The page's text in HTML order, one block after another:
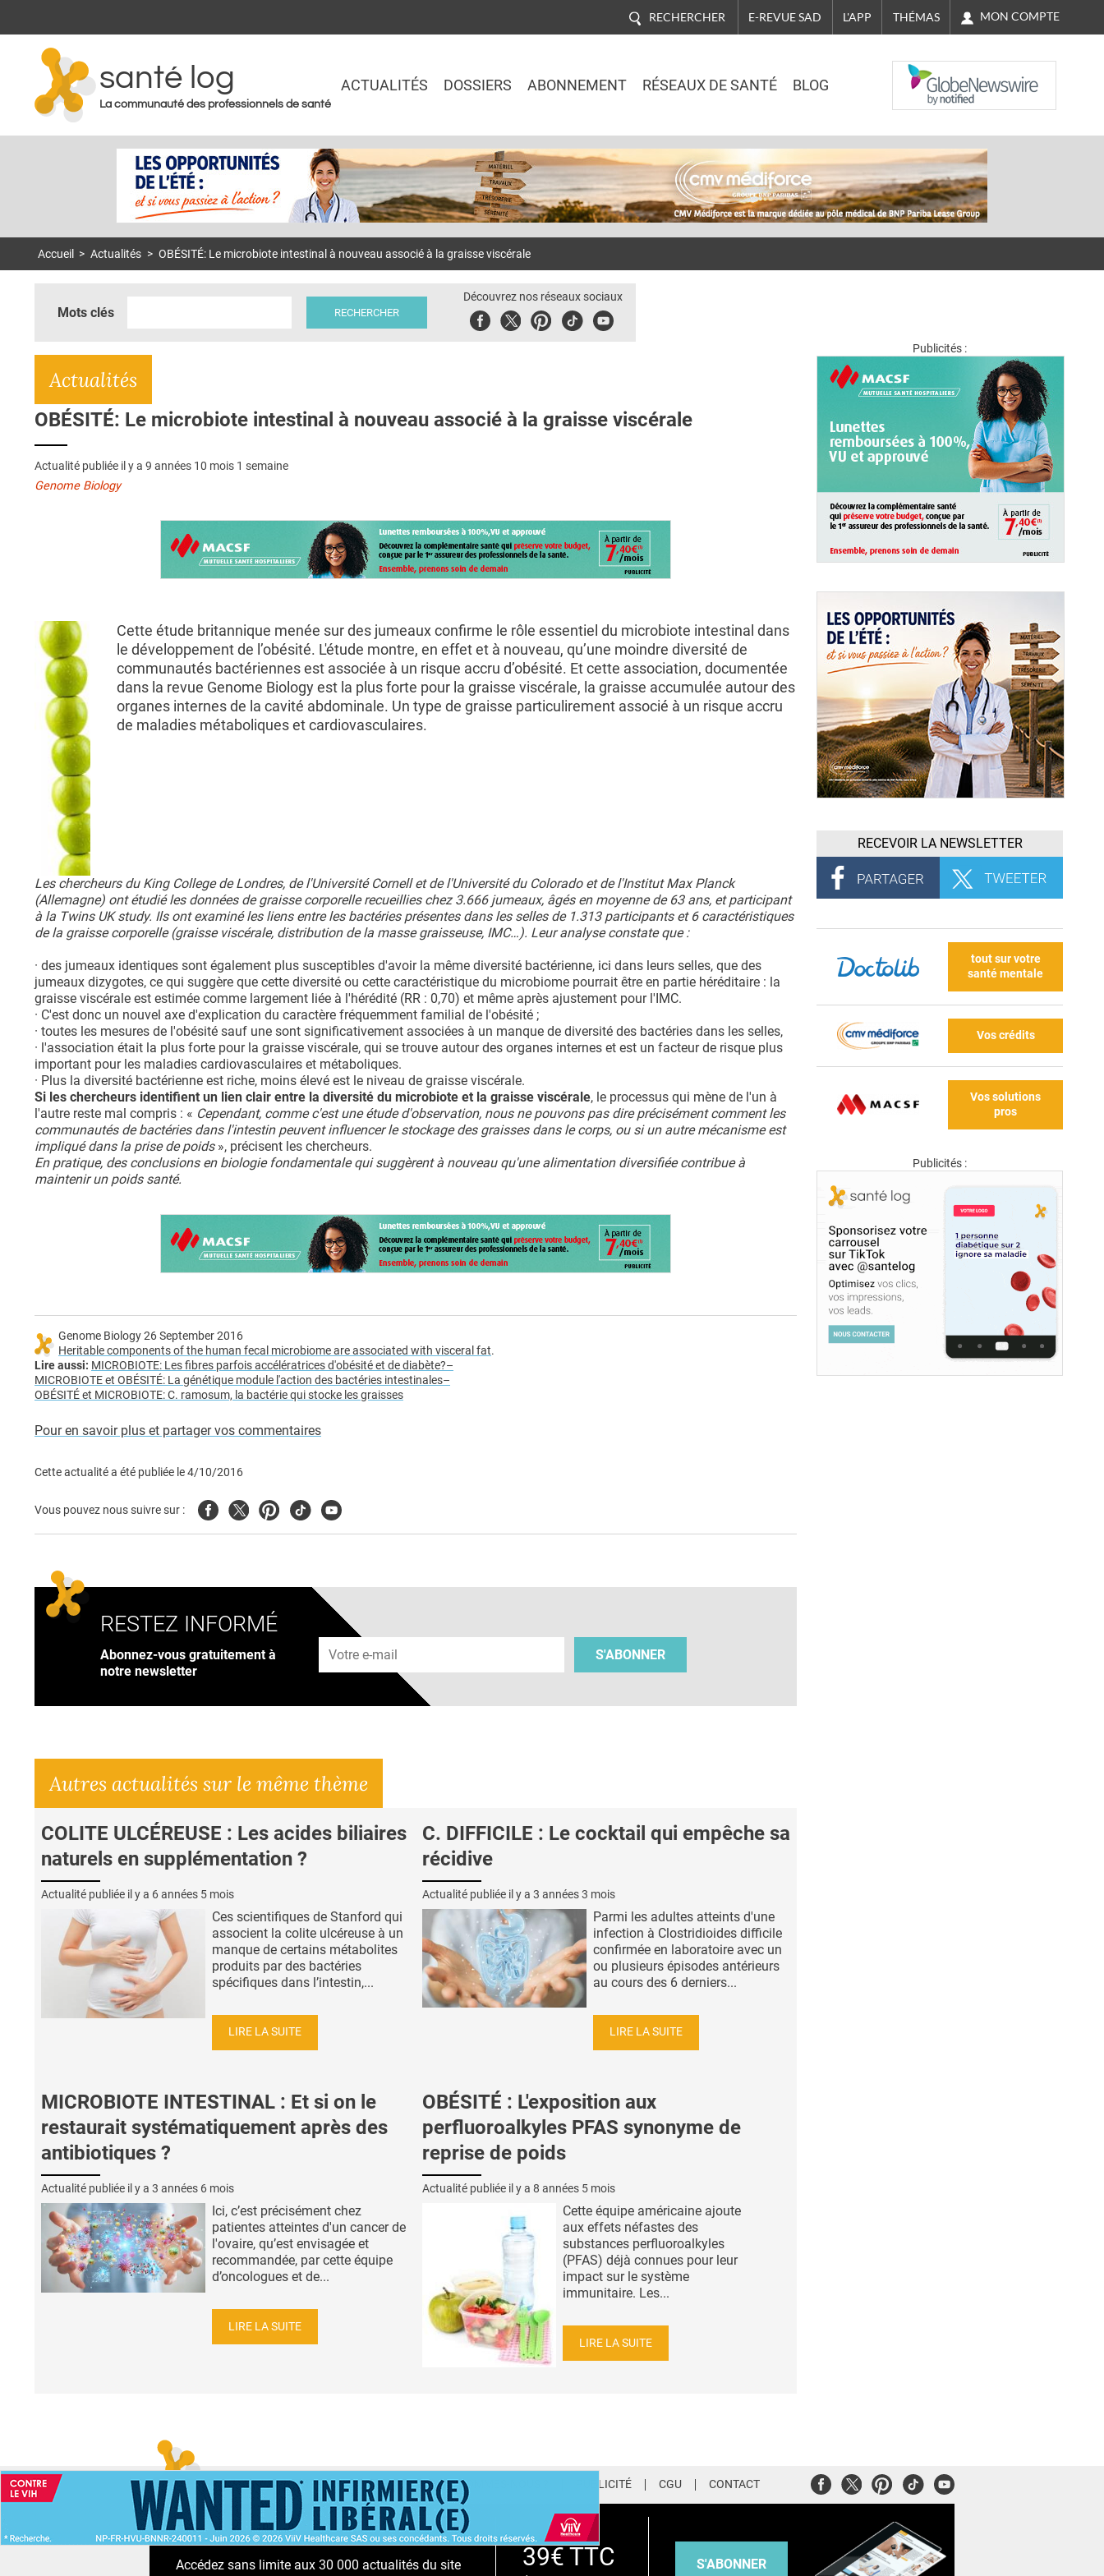
RECHERCHER E-REVUE SAD L'APP THÉMAS MON COMPTE
santé log
La communauté des professionnels de santé
ACTUALITÉS DOSSIERS ABONNEMENT RÉSEAUX DE SANTÉ BLOG
NASDAQ
Accueil > Actualités > OBÉSITÉ: Le microbiote intestinal à nouveau associé à la graisse viscérale
Mots clés
Découvrez nos réseaux sociaux
FacebookTwitterPinterest
TiktokYoubute
Actualités
OBÉSITÉ: Le microbiote intestinal à nouveau associé à la graisse viscérale
Actualité publiée il y a 9 années 10 mois 1 semaine
Genome Biology
Cette étude britannique menée sur des jumeaux confirme le rôle essentiel du microbiote intestinal dans
le développement de l’obésité. L'étude montre, en effet et à nouveau, qu’une moindre diversité de
communautés bactériennes est associée à un risque accru d’obésité. Et cette association, documentée
dans la revue Genome Biology est la plus forte pour la graisse viscérale, la graisse accumulée autour des
organes internes de la cavité abdominale. Un type de graisse particulirement associé à un risque accru
de maladies métaboliques et cardiovasculaires.
Les chercheurs du King College de Londres, de l'Université Cornell et de l'Université du Colorado et de l'Institut Max Planck
(Allemagne) ont étudié les données de graisse corporelle recueillies chez 3.666 jumeaux, âgés en moyenne de 63 ans, et participant
à la Twins UK study. Ils ont examiné les liens entre les bactéries présentes dans les selles de 1.313 participants et 6 caractéristiques
de la graisse corporelle (graisse viscérale, distribution de la masse graisseuse, IMC…). Leur analyse constate que :
· des jumeaux identiques sont également plus susceptibles d'avoir la même diversité bactérienne, ici dans leurs selles, que des
jumeaux dizygotes, ce qui suggère que cette diversité ou cette caractéristique du microbiome pourrait être en partie héréditaire : la
graisse viscérale est estimée comme largement liée à l'hérédité (RR : 0,70) et même après ajustement pour l'IMC.
· C'est donc un nouvel axe d'explication du caractère fréquemment familial de l'obésité ;
· toutes les mesures de l'obésité sauf une sont significativement associées à un manque de diversité des bactéries dans les selles,
· l'association était la plus forte pour la graisse viscérale, qui se trouve autour des organes internes et est un facteur de risque plus
important pour les maladies cardiovasculaires et métaboliques.
· Plus la diversité bactérienne est riche, moins élevé est le niveau de graisse viscérale.
Si les chercheurs identifient un lien clair entre la diversité du microbiote et la graisse viscérale, le processus qui mène de l'un à
l'autre reste mal compris : « Cependant, comme c'est une étude d'observation, nous ne pouvons pas dire précisément comment les
communautés de bactéries dans l'intestin peuvent influencer le stockage des graisses dans le corps, ou si un autre mécanisme est
impliqué dans la prise de poids», précisent les chercheurs.
En pratique, des conclusions en biologie fondamentale qui suggèrent à nouveau qu'une alimentation diversifiée contribue à
maintenir un poids santé.
Genome Biology 26 September 2016
Heritable components of the human fecal microbiome are associated with visceral fat.
Lire aussi: MICROBIOTE: Les fibres parfois accélératrices d'obésité et de diabète?–
MICROBIOTE et OBÉSITÉ: La génétique module l'action des bactéries intestinales–
OBÉSITÉ et MICROBIOTE: C. ramosum, la bactérie qui stocke les graisses
Pour en savoir plus et partager vos commentaires
Cette actualité a été publiée le4/10/2016
Vous pouvez nous suivre sur : FacebookTwitterPinterest
TiktokYoutube
RESTEZ INFORMÉ
Abonnez-vous gratuitement à
notre newsletter
Adresse e-mail
S'ABONNER
Autres actualités sur le même thème
COLITE ULCÉREUSE : Les acides biliaires
naturels en supplémentation ?
Actualité publiée il y a 6 années 5 mois
Ces scientifiques de Stanford qui
associent la colite ulcéreuse à un
manque de certains métabolites
produits par des bactéries
spécifiques dans l’intestin,...
LIRE LA SUITE
C. DIFFICILE : Le cocktail qui empêche sa
récidive
Actualité publiée il y a 3 années 3 mois
Parmi les adultes atteints d'une
infection à Clostridioides difficile
confirmée en laboratoire avec un
ou plusieurs épisodes antérieurs
au cours des 6 derniers...
LIRE LA SUITE
MICROBIOTE INTESTINAL : Et si on le
restaurait systématiquement après des
antibiotiques ?
Actualité publiée il y a 3 années 6 mois
Ici, c’est précisément chez
patientes atteintes d'un cancer de
l'ovaire, qu’est envisagée et
recommandée, par cette équipe
d’oncologues et de...
LIRE LA SUITE
OBÉSITÉ : L'exposition aux
perfluoroalkyles PFAS synonyme de
reprise de poids
Actualité publiée il y a 8 années 5 mois
Cette équipe américaine ajoute
aux effets néfastes des
substances perfluoroalkyles
(PFAS) déjà connues pour leur
impact sur le système
immunitaire. Les...
LIRE LA SUITE
Publicités :
RECEVOIR LA NEWSLETTER
tout sur votre
santé mentale
Vos crédits
Vos solutions
pros
Publicités :
ACCUEIL NEWSLETTER QUI SOMMES-NOUS ? PUBLICITÉ CGU CONTACT FacebookTwitterPinterest
TiktokYoutube
ABONNEMENT PREMIUM
Accédez sans limite aux 30 000 actualités du site
39€ TTC S'ABONNER